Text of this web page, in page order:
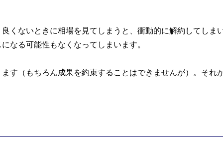
くないときに相場を見てしまうと、衝動的に解約してしま
なる可能性もなくなってしまいます。
す（もちろん成果を約束することはできませんが）。それが